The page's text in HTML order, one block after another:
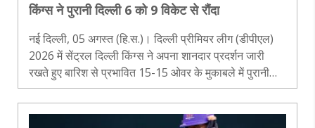
किंग्स ने पुरानी दिल्ली 6 को 9 विकेट से रौंदा
नई दिल्ली, 05 अगस्त (हि.स.)। दिल्ली प्रीमियर लीग (डीपीएल)
2026 में सेंट्रल दिल्ली किंग्स ने अपना शानदार प्रदर्शन जारी
रखते हुए बारिश से प्रभावित 15-15 ओवर के मुकाबले में पुरानी
दिल्ली 6 को नौ विकेट से करारी शिकस्त दी। अरुण जेटली
स्टेडियम में खेले ग..